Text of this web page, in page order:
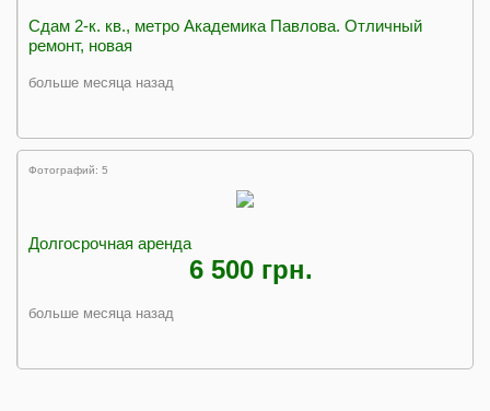
Сдам 2-к. кв., метро Академика Павлова. Отличный
ремонт, новая
больше месяца назад
Фотографий: 5
Долгосрочная аренда
6 500 грн.
больше месяца назад